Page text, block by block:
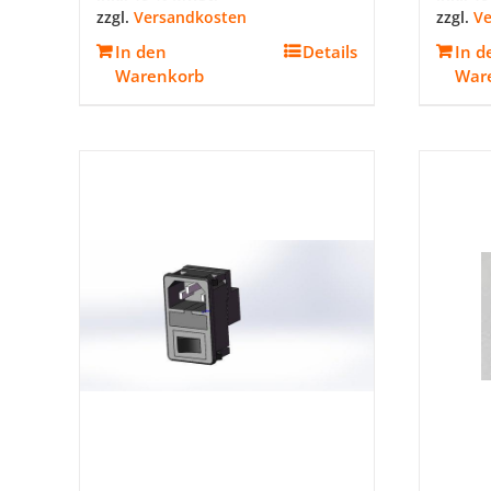
zzgl. Versandkosten
In den
Warenkorb
Details
zzgl.
In